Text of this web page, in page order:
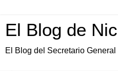
El Blog de
El Blog del Secretario